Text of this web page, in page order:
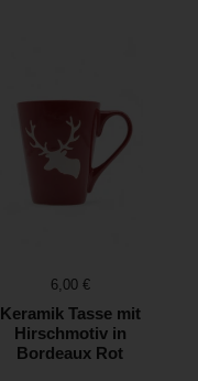
Preis:
6,00 €
Keramik Tasse mit
Hirschmotiv in
Bordeaux Rot